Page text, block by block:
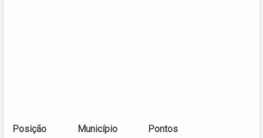
Posição Município
Pontos